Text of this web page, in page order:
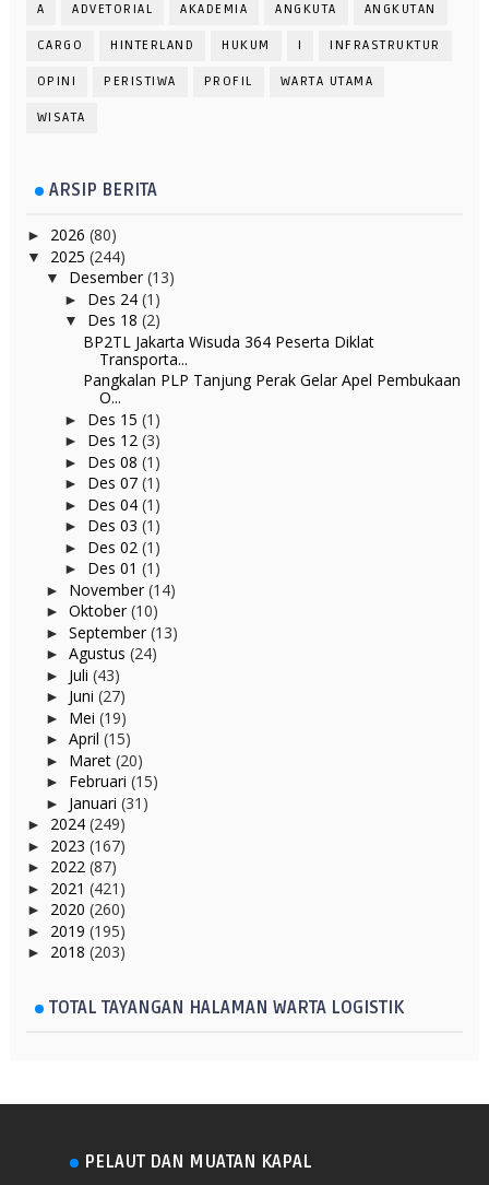
A ADVETORIAL AKADEMIA ANGKUTA ANGKUTAN
CARGO HINTERLAND HUKUM I INFRASTRUKTUR
OPINI PERISTIWA PROFIL WARTA UTAMA
WISATA
ARSIP BERITA
► 2026 (80)
▼ 2025 (244)
▼ Desember(13)
► Des 24 (1)
▼ Des 18 (2)
BP2TL Jakarta Wisuda 364 Peserta Diklat
Transporta...
Pangkalan PLP Tanjung Perak Gelar Apel Pembukaan
O...
► Des 15 (1)
► Des 12 (3)
► Des 08 (1)
► Des 07 (1)
► Des 04 (1)
► Des 03 (1)
► Des 02 (1)
► Des 01 (1)
► November(14)
► Oktober(10)
► September(13)
► Agustus (24)
► Juli (43)
► Juni (27)
► Mei (19)
► April (15)
► Maret (20)
► Februari (15)
► Januari (31)
► 2024 (249)
► 2023 (167)
► 2022 (87)
► 2021 (421)
► 2020 (260)
► 2019 (195)
► 2018 (203)
TOTAL TAYANGAN HALAMAN WARTA LOGISTIK
PELAUT DAN MUATAN KAPAL